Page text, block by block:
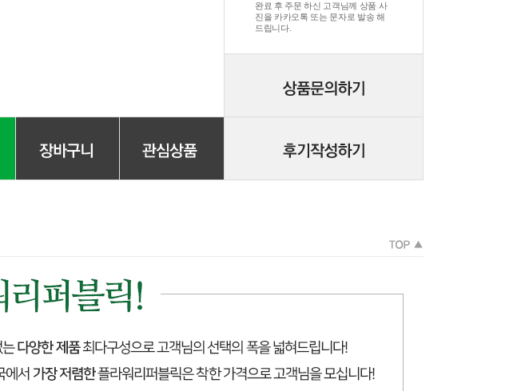
완료 후 주문 하신 고객님께 상품 사
진을 카카오톡 또는 문자로 발송 해
드립니다.